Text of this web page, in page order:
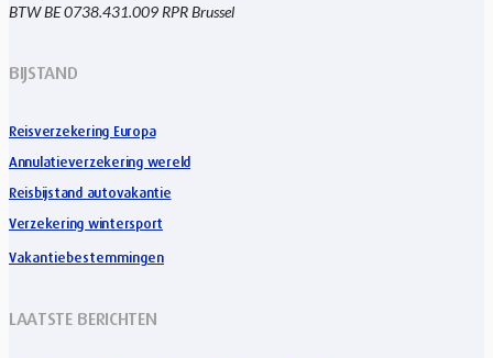
BTW BE 0738.431.009 RPR Brussel
BIJSTAND
Reisverzekering Europa
Annulatieverzekering wereld
Reisbijstand autovakantie
Verzekering wintersport
Vakantiebestemmingen
LAATSTE BERICHTEN